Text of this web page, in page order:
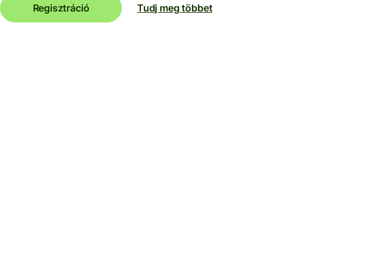
Regisztráció Tudj meg többet